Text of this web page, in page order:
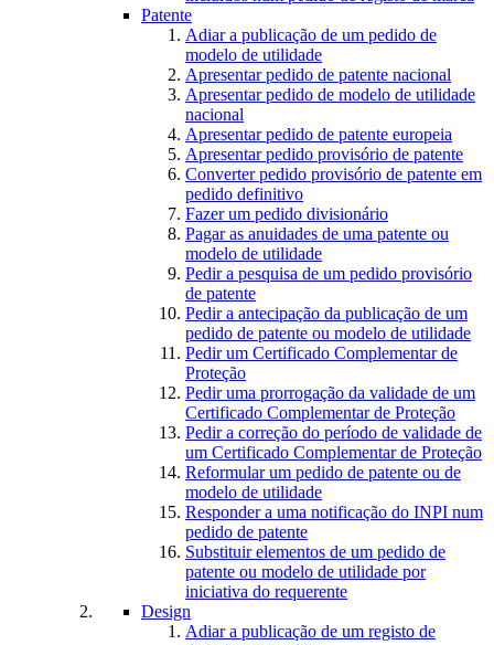
Patente
Adiar a publicação de um pedido de
modelo de utilidade
Apresentar pedido de patente nacional
Apresentar pedido de modelo de utilidade
nacional
Apresentar pedido de patente europeia
Apresentar pedido provisório de patente
Converter pedido provisório de patente em
pedido definitivo
Fazer um pedido divisionário
Pagar as anuidades de uma patente ou
modelo de utilidade
Pedir a pesquisa de um pedido provisório
de patente
Pedir a antecipação da publicação de um
pedido de patente ou modelo de utilidade
Pedir um Certificado Complementar de
Proteção
Pedir uma prorrogação da validade de um
Certificado Complementar de Proteção
Pedir a correção do período de validade de
um Certificado Complementar de Proteção
Reformular um pedido de patente ou de
modelo de utilidade
Responder a uma notificação do INPI num
pedido de patente
Substituir elementos de um pedido de
patente ou modelo de utilidade por
iniciativa do requerente
Design
Adiar a publicação de um registo de